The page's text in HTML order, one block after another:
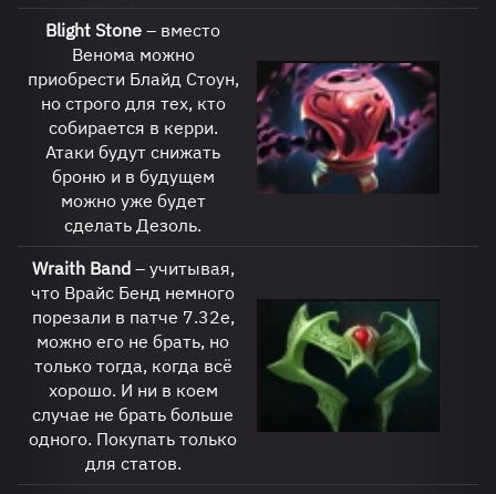
Blight Stone – вместо
Венома можно
приобрести Блайд Стоун,
но строго для тех, кто
собирается в керри.
Атаки будут снижать
броню и в будущем
можно уже будет
сделать Дезоль.
Wraith Band– учитывая,
что Врайс Бенд немного
порезали в патче 7.32е,
можно его не брать, но
только тогда, когда всё
хорошо. И ни в коем
случае не брать больше
одного. Покупать только
для статов.